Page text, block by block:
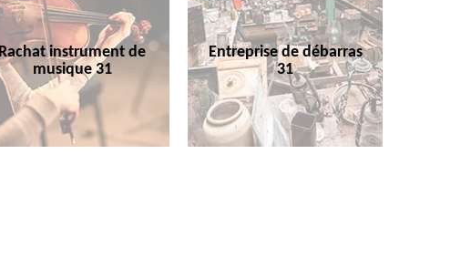
Rachat instrument de
musique 31
Entreprise de débarras
31